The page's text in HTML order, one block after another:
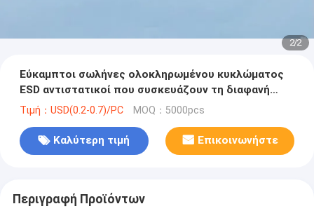
2/2
Εύκαμπτοι σωλήνες ολοκληρωμένου κυκλώματος
ESD αντιστατικοί που συσκευάζουν τη διαφανή
μπλε επιφάνεια
Τιμή：USD(0.2-0.7)/PC MOQ：5000pcs
Καλύτερη τιμή Επικοινωνήστε
Περιγραφή Προϊόντων